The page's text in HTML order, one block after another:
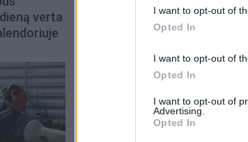
I want to opt-out of
Opted In
I want to opt-out of
Opted In
I want to opt-out of
Advertising.
Opted In
verta